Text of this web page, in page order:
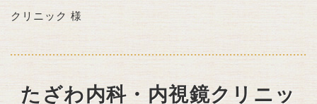
クリニック 様
たざわ内科・内視鏡クリニッ